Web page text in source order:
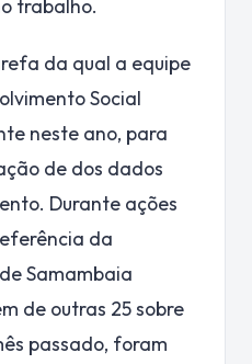
trabalho.
da qual a equipe
Social
neste ano, para
de dos dados
Durante ações
da
Samambaia
de outras 25 sobre
passado, foram